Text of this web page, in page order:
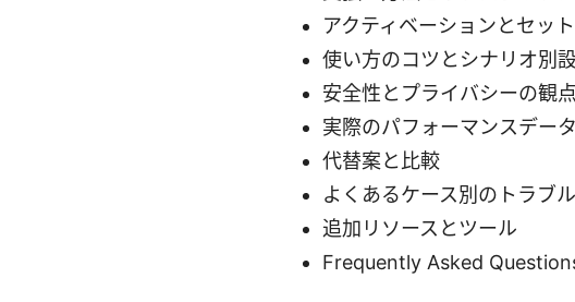
アクティベーションとセッ
使い方のコツとシナリオ別
安全性とプライバシーの観点
実際のパフォーマンスデー
代替案と比較
よくあるケース別のトラブ
追加リソースとツール
Frequently Asked